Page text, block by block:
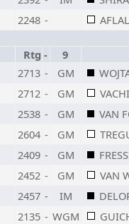
2248 -
Rtg -
9
2713 - GM
2712 - GM
2538 - GM
VAN
2604 - GM
2409 - GM
2452 - GM
VAN
2457 - IM
2135 - WGM